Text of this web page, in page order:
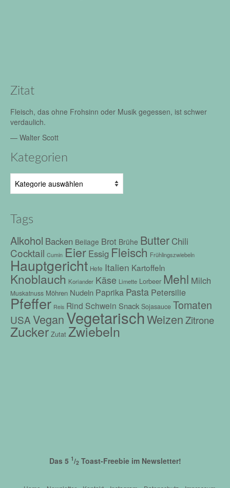
Zitat
Fleisch, das ohne Frohsinn oder Musik gegessen, ist schwer
verdaulich.
— Walter Scott
Kategorien
Tags
Alkohol Backen Beilage Brot Brühe Butter Chili
Cocktail Cumin Eier Essig Fleisch Frühlingszwiebeln
Hauptgericht Hefe Italien Kartoffeln
Knoblauch Koriander Käse Limette Lorbeer Mehl Milch
Muskatnuss Möhren Nudeln Paprika Pasta Petersilie
Pfeffer Reis Rind Schwein Snack Sojasauce Tomaten
USA VeganVegetarischWeizenZitrone
Zucker Zutat Zwiebeln
Das 5 1/2Toast-Freebie im Newsletter!